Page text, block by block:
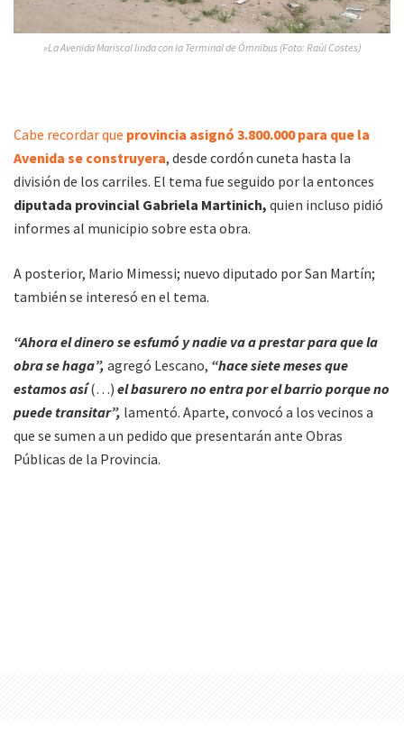
»La Avenida Mariscal linda con la Terminal de Ómnibus (Foto: Raúl Costes)
Cabe recordar que provincia asignó 3.800.000 para que la
Avenida se construyera, desde cordón cuneta hasta la
división de los carriles. El tema fue seguido por la entonces
diputada provincial Gabriela Martinich, quien incluso pidió
informes al municipio sobre esta obra.
A posterior, Mario Mimessi; nuevo diputado por San Martín;
también se interesó en el tema.
“Ahora el dinero se esfumó y nadie va a prestar para que la
obra se haga”, agregó Lescano, “hace siete meses que
estamos así(…) el basurero no entra por el barrio porque no
puede transitar”, lamentó. Aparte, convocó a los vecinos a
que se sumen a un pedido que presentarán ante Obras
Públicas de la Provincia.